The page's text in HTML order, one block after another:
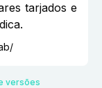
tarjados e
versões